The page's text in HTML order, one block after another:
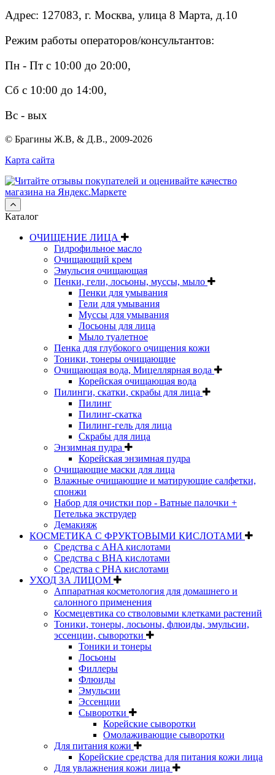
Адрес: 127083, г. Москва, улица 8 Марта, д.10
Режим работы операторов/консультантов:
Пн - Пт с 10:00 до 20:00,
Сб с 10:00 до 14:00,
Вс - вых
© Брагины Ж.В, & Д.В., 2009-2026
Карта сайта
Каталог
ОЧИЩЕНИЕ ЛИЦА
Гидрофильное масло
Очищающий крем
Эмульсия очищающая
Пенки, гели, лосьоны, муссы, мыло
Пенки для умывания
Гели для умывания
Муссы для умывания
Лосьоны для лица
Мыло туалетное
Пенка для глубокого очищения кожи
Тоники, тонеры очищающие
Очищающая вода, Мицеллярная вода
Корейская очищающая вода
Пилинги, скатки, скрабы для лица
Пилинг
Пилинг-скатка
Пилинг-гель для лица
Скрабы для лица
Энзимная пудра
Корейская энзимная пудра
Очищающие маски для лица
Влажные очищающие и матирующие салфетки,
спонжи
Набор для очистки пор - Ватные палочки +
Петелька экструдер
Демакияж
КОСМЕТИКА С ФРУКТОВЫМИ КИСЛОТАМИ
Средства с AHA кислотами
Средства с BHA кислотами
Средства с PHA кислотами
УХОД ЗА ЛИЦОМ
Аппаратная косметология для домашнего и
салонного применения
Космецевтика со стволовыми клетками растений
Тоники, тонеры, лосьоны, флюиды, эмульсии,
эссенции, сыворотки
Тоники и тонеры
Лосьоны
Филлеры
Флюиды
Эмульсии
Эссенции
Сыворотки
Корейские сыворотки
Омолаживающие сыворотки
Для питания кожи
Корейские средства для питания кожи лица
Для увлажнения кожи лица